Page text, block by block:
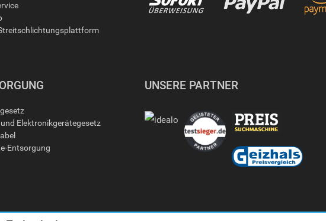
Elektronikgerätegesetz
Entsorgung
UNSERE PARTNER